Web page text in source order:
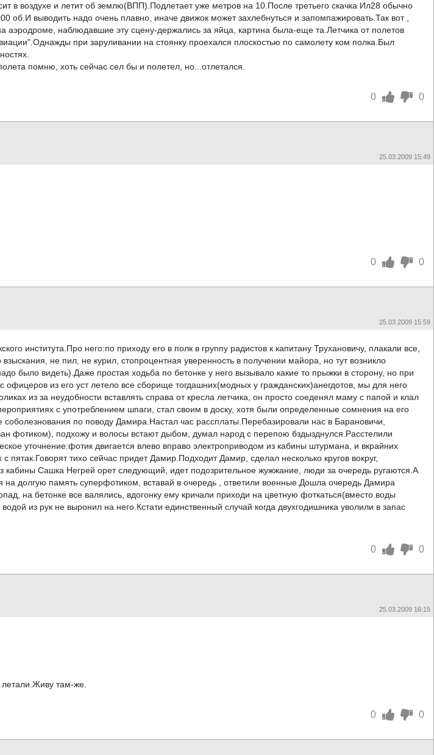
в воздухе и летит об землю(ВПП).Подлетает уже метров на 10.После третьего скачка Ил28 обычно
выводить надо очень плавно, иначе движок может захлебнуться и запомпажировать.Так вот ,
наблюдавшие эту сцену-держались за яйца, картина была-еще та.Летчика от полетов
при заруливании на стоянку проехался плоскостью по самолету ком полка.Был
помню, хоть сейчас сел бы и полетел, но...отлетался.
0 0
25.03.2009 15:49
0 0
25.03.2009 15:59
института.Про него:по приходу его в полк в группу радистов к капитану Трухановичу, плакали все,
не пил, не курил, стопроцентная уверенность в получении майора, но тут возникло
было видеть).Даже простая ходьба по бетонке у него вызывало какие то прыжки в сторону, но при
из его уст летело все сборище тогдашних(модных у гражданских)анегдотов, мы для него
из за неудобности вставлять справа от кресла летчика, он просто соеденял маму с папой и клал
с употреблением шпаги, стал своим в доску, хотя были определенные сомнения на его
по поводу Дамира.Настал час рассплаты.Перебазировали нас в Барановичи,
фотиком), подхожу и волосы встают дыбом, думал народ с перепою бздызднулся.Расстелили
уточнение:фотик двигается влево вправо электроприводом из кабины штурмана, и вкрайних
тихо сейчас придет Дамир.Подходит Дамир, сделал несколько кругов вокруг,
Сашка Негрей орет следующий, идет подозрительное жужжание, люди за очередь ругаются.А
долгую память суперфотиком, вставай в очередь , ответили военные.Дошла очередь Дамира
на бетонке все валялись, вдогонку ему кричали приходи на цветную фоткаться(вместо воды
из рук не выронил на него.Кстати единственный случай когда двухгодишника уволили в запас
0 0
25.03.2009 16:15
там-же.
0 0